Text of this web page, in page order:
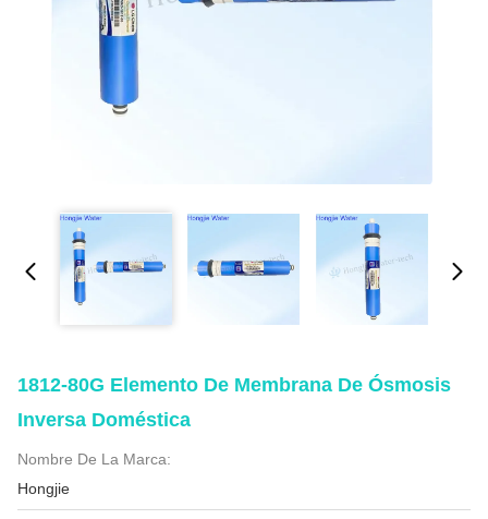
1812-80G Elemento De Membrana De Ósmosis
Inversa Doméstica
Nombre De La Marca:
Hongjie